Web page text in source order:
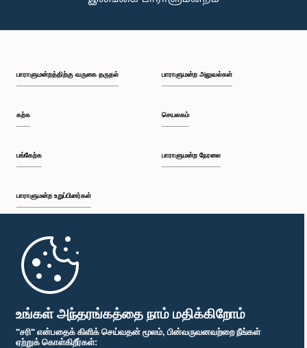
உங்கள் அந்தரங்கத்தை நாம் மதிக்கிறோம்
"சரி" என்பதைக் கிளிக் செய்வதன் மூலம், பின்வருவனவற்றை நீங்கள்
ஏற்றுக் கொள்கிறீர்கள்:
பாராளுமன்றத்திற்கு வருகை தருதல்
கற்க
பங்கேற்க
பாராளுமன்ற உறுப்பினர்கள்
முதற்பக்கம்
பாராளுமன்ற அலுவல்கள்
செயலகம்
பாராளுமன்ற நேரலை
பாராளுமன்ற கையடக்க செயலி